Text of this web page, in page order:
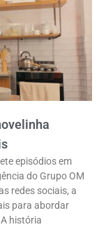
episódios em
do Grupo OM
redes sociais, a
para abordar
história